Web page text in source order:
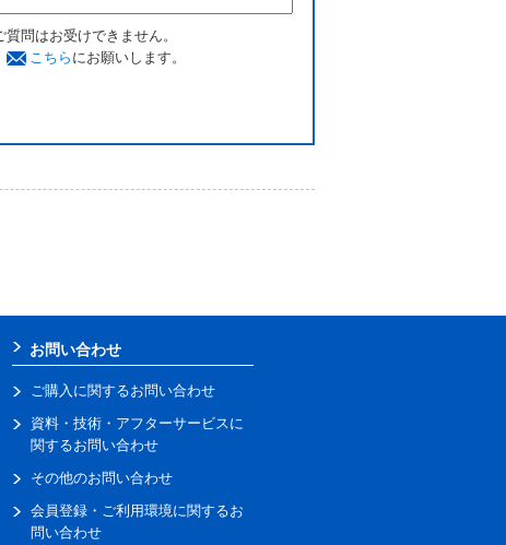
問はお受けできません。
こちら にお願いします。
お問い合わせ
ご購入に関するお問い合わせ
資料・技術・アフターサービスに
関するお問い合わせ
その他のお問い合わせ
会員登録・ご利用環境に関するお
問い合わせ